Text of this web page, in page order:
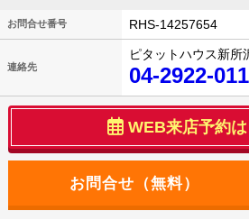
お問合せ番号 RHS-14257654
連絡先
ピタットハウス新
04-2922-
WEB来店予約